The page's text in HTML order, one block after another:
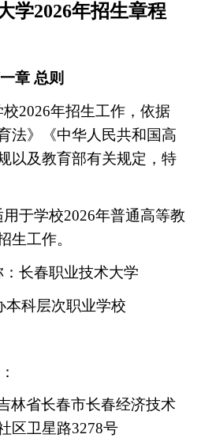
学2026年招生章程
章 总则
2026年招生工作，依据
法》《中华人民共和国高
以及教育部有关规定，特
于学校2026年普通高等教
生工作。
长春职业技术大学
本科层次职业学校
林省长春市长春经济技术
区卫星路3278号